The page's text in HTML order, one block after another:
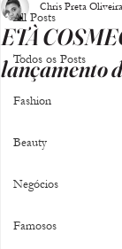
All Posts
Todos os Posts
Fashion
Beauty
Negócios
Famosos
ETÀ
lançamento
Chris Preta Oliveira